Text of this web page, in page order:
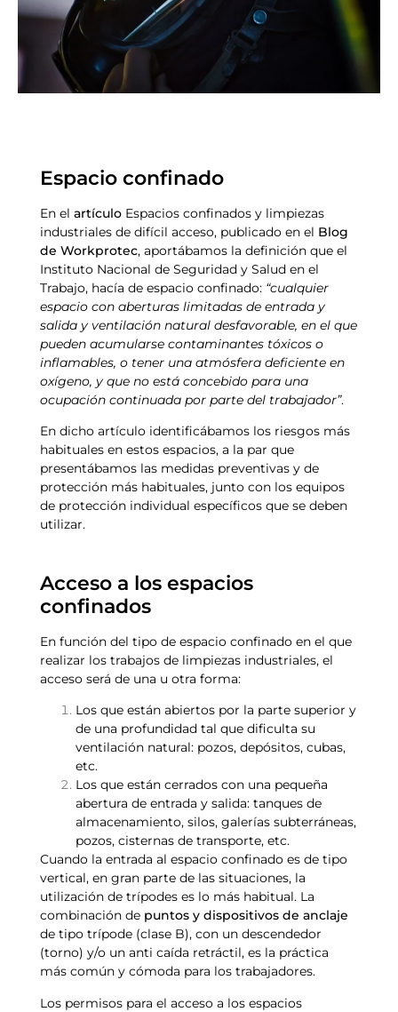
Espacio confinado
En el artículo Espacios confinados y limpiezas
industriales de difícil acceso, publicado en el Blog
de Workprotec, aportábamos la definición que el
Instituto Nacional de Seguridad y Salud en el
Trabajo, hacía de espacio confinado: “cualquier
espacio con aberturas limitadas de entrada y
salida y ventilación natural desfavorable, en el que
pueden acumularse contaminantes tóxicos o
inflamables, o tener una atmósfera deficiente en
oxígeno, y que no está concebido para una
ocupación continuada por parte del trabajador”.
En dicho artículo identificábamos los riesgos más
habituales en estos espacios, a la par que
presentábamos las medidas preventivas y de
protección más habituales, junto con los equipos
de protección individual específicos que se deben
utilizar.
Acceso a los espacios
confinados
En función del tipo de espacio confinado en el que
realizar los trabajos de limpiezas industriales, el
acceso será de una u otra forma:
Los que están abiertos por la parte superior y
de una profundidad tal que dificulta su
ventilación natural: pozos, depósitos, cubas,
etc.
Los que están cerrados con una pequeña
abertura de entrada y salida: tanques de
almacenamiento, silos, galerías subterráneas,
pozos, cisternas de transporte, etc.
Cuando la entrada al espacio confinado es de tipo
vertical, en gran parte de las situaciones, la
utilización de trípodes es lo más habitual. La
combinación de puntos y dispositivos de anclaje
de tipo trípode (clase B), con un descendedor
(torno) y/o un anti caída retráctil, es la práctica
más común y cómoda para los trabajadores.
Los permisos para el acceso a los espacios